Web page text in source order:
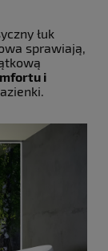
łuk
sprawiają,
i